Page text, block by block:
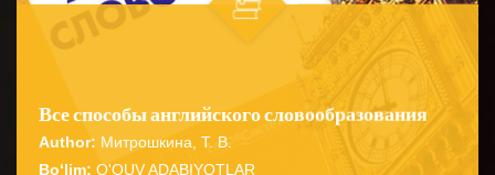
Все способы английского словообразования
Author: Митрошкина, Т. В.
Bo‘lim: O'QUV ADABIYOTLAR